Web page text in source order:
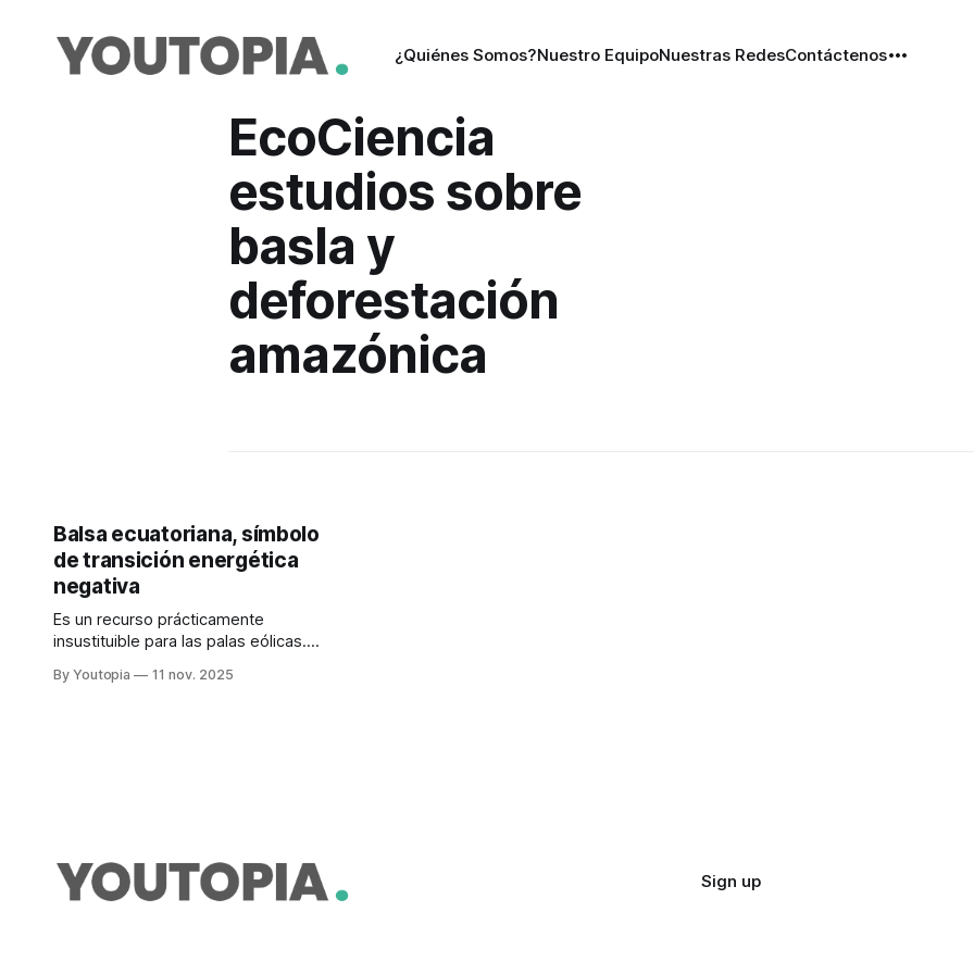
¿Quiénes Somos?Nuestro EquipoNuestras RedesContáctenos
EcoCiencia
estudios sobre
basla y
deforestación
amazónica
Balsa ecuatoriana, símbolo
de transición energética
negativa
Es un recurso prácticamente
insustituible para las palas eólicas.
industria proyecta una huella
By Youtopia 11 nov. 2025
Sign up